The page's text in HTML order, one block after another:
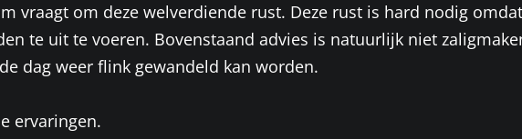
vraagt om deze welverdiende rust. Deze rust is hard nodig
te uit te voeren. Bovenstaand advies is natuurlijk niet
dag weer flink gewandeld kan worden.
ervaringen.